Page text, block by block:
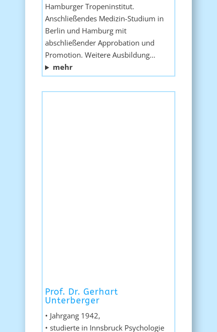
Hamburger Tropeninstitut.
Anschließendes Medizin-Studium in
Berlin und Hamburg mit
abschließender Approbation und
Promotion. Weitere Ausbildung…
mehr
Prof. Dr. Gerhart
Unterberger
• Jahrgang 1942,
• studierte in Innsbruck Psychologie